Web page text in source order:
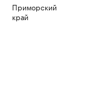
Приморский
край